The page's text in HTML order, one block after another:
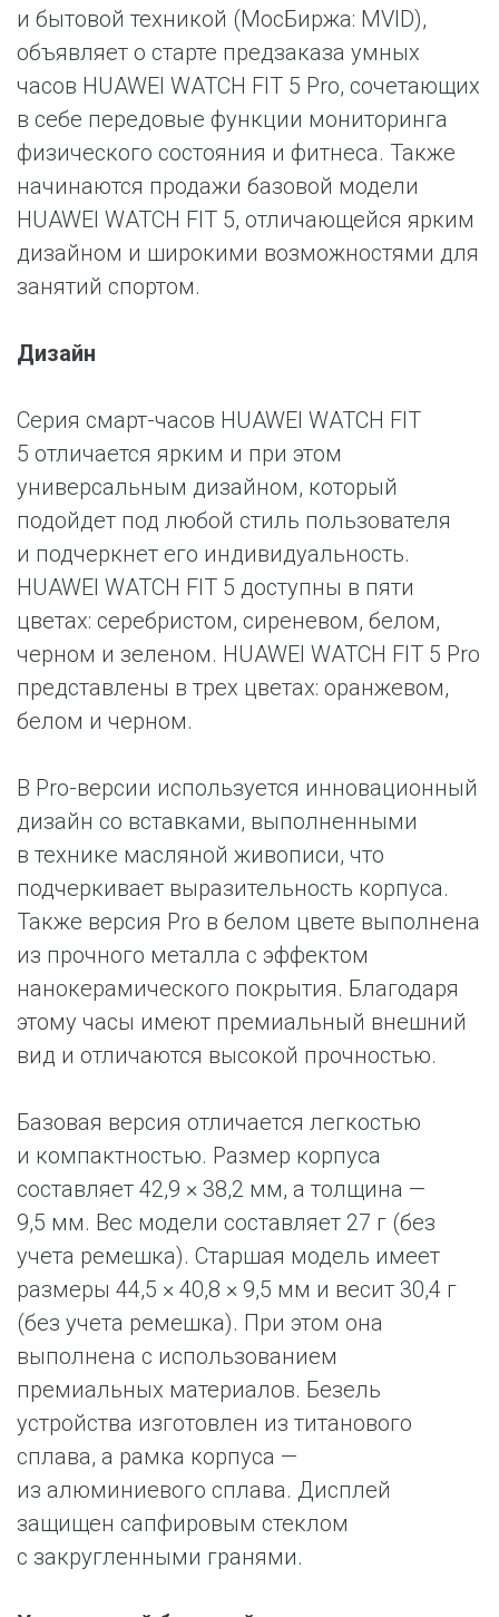
и бытовой техникой (МосБиржа: MVID),
объявляет о старте предзаказа умных
часов HUAWEI WATCH FIT 5 Pro, сочетающих
в себе передовые функции мониторинга
физического состояния и фитнеса. Также
начинаются продажи базовой модели
HUAWEI WATCH FIT 5, отличающейся ярким
дизайном и широкими возможностями для
занятий спортом.
Дизайн
Серия смарт-часов HUAWEI WATCH FIT
5 отличается ярким и при этом
универсальным дизайном, который
подойдет под любой стиль пользователя
и подчеркнет его индивидуальность.
HUAWEI WATCH FIT 5 доступны в пяти
цветах: серебристом, сиреневом, белом,
черном и зеленом. HUAWEI WATCH FIT 5 Pro
представлены в трех цветах: оранжевом,
белом и черном.
В Pro-версии используется инновационный
дизайн со вставками, выполненными
в технике масляной живописи, что
подчеркивает выразительность корпуса.
Также версия Pro в белом цвете выполнена
из прочного металла с эффектом
нанокерамического покрытия. Благодаря
этому часы имеют премиальный внешний
вид и отличаются высокой прочностью.
Базовая версия отличается легкостью
и компактностью. Размер корпуса
составляет 42,9 × 38,2 мм, а толщина —
9,5 мм. Вес модели составляет 27 г (без
учета ремешка). Старшая модель имеет
размеры 44,5 × 40,8 × 9,5 мм и весит 30,4 г
(без учета ремешка). При этом она
выполнена с использованием
премиальных материалов. Безель
устройства изготовлен из титанового
сплава, а рамка корпуса —
из алюминиевого сплава. Дисплей
защищен сапфировым стеклом
с закругленными гранями.